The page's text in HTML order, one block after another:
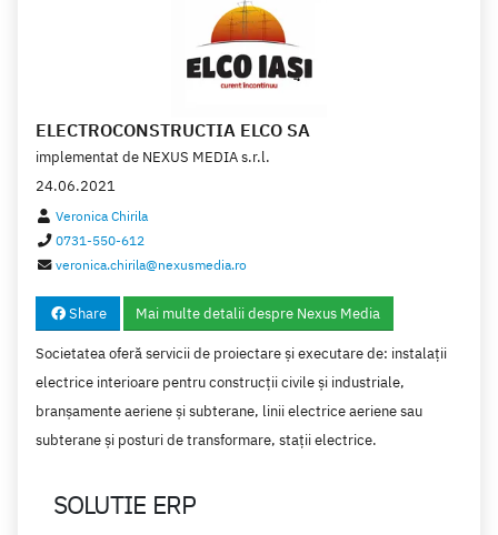
ELECTROCONSTRUCTIA ELCO SA
implementat de NEXUS MEDIA s.r.l.
24.06.2021
Veronica Chirila
0731-550-612
veronica.chirila@nexusmedia.ro
Share Mai multe detalii despre Nexus Media
Societatea oferă servicii de proiectare și executare de: instalații
electrice interioare pentru construcții civile și industriale,
branșamente aeriene și subterane, linii electrice aeriene sau
subterane și posturi de transformare, stații electrice.
SOLUTIE ERP